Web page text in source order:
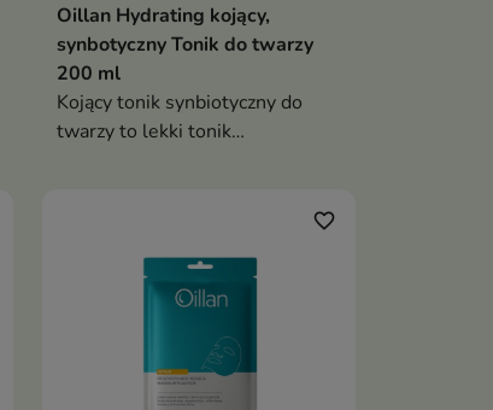
Oillan Hydrating kojący,
synbotyczny Tonik do twarzy
200 ml
Kojący tonik synbiotyczny do
twarzy to lekki tonik
favorite_border